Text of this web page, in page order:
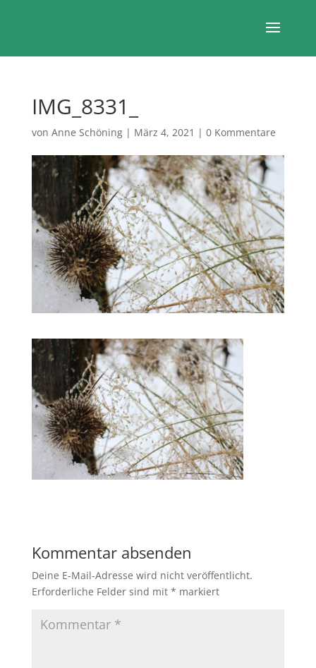
IMG_8331_
von Anne Schöning| März 4, 2021 | 0 Kommentare
Kommentar absenden
Deine E-Mail-Adresse wird nicht veröffentlicht.
Erforderliche Felder sind mit * markiert